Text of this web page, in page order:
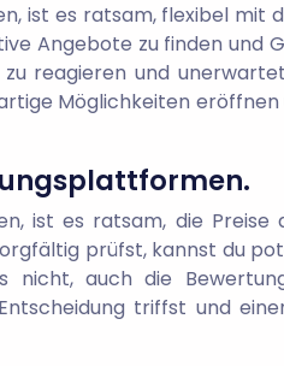
ist es ratsam, flexibel mit
Angebote zu finden und
reagieren und
Möglichkeiten
ist es ratsam, die
prüfst, kannst du
auch die
triffst und